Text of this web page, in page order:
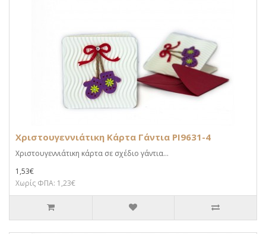
Χριστουγεννιάτικη Κάρτα Γάντια PI9631-4
Χριστουγεννιάτικη κάρτα σε σχέδιο γάντια...
1,53€
Χωρίς ΦΠΑ: 1,23€